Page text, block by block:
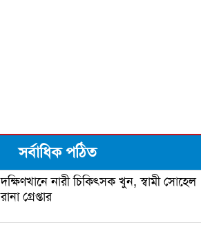
মধ্যবিত্তদের জন্য তৈরি ফ্ল্যাটের দাম আকাশ
ছোঁয়া (ভিডিও)
প্রধানমন্ত্রী আজ উদ্বোধন করবেন গোলাম
সর্বাধিক পঠিত
দক্ষিণখানে নারী চিকিৎসক খুন, স্বামী সোহেল
রানা গ্রেপ্তার